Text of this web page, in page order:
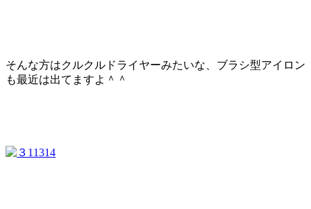
そんな方はクルクルドライヤーみたいな、ブラシ型アイロン
も最近は出てますよ＾＾